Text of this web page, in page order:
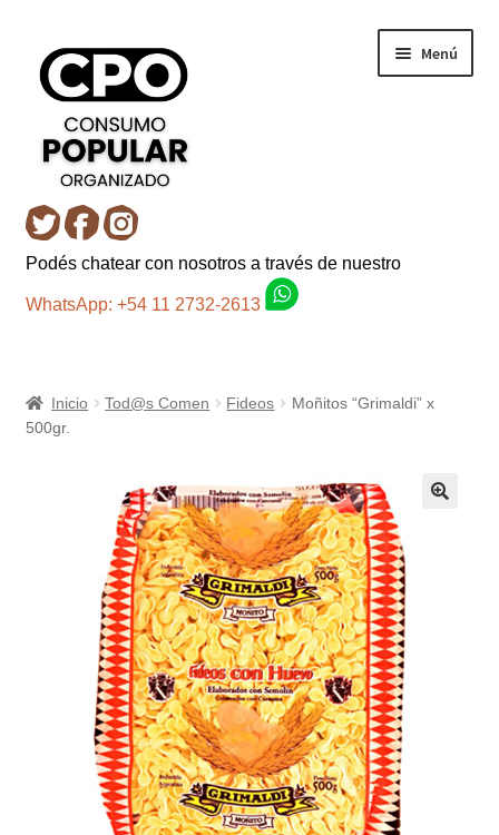
navegación
contenido
Menú
Inicio
Carro
Fondo AC
Preguntas Frecuentes
Receso de verano
Retirando en Roca Negra
Sobre el Portal
Sugerencias y consultas
Podés chatear con nosotros a través de nuestro
WhatsApp: +54 11 2732-2613
Inicio Tod@s Comen Fideos
Moñitos “Grimaldi” x
500gr.